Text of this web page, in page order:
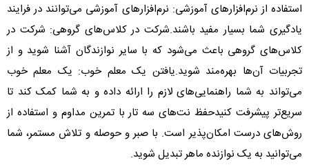
استفاده از نرم‌افزارهای آموزشی: نرم‌افزارهای آموزشی می‌توانند در فرایند
یادگیری شما بسیار مفید باشند.شرکت در کلاس‌های گروهی: شرکت در
کلاس‌های گروهی باعث می‌شود که با سایر نوازندگان آشنا شوید و از
تجربیات آن‌ها بهره‌مند شوید.یافتن یک معلم خوب: یک معلم خوب
می‌تواند به شما راهنمایی‌های لازم را ارائه داده و به شما کمک کند تا
سریع‌تر پیشرفت کنیدحفظ نت‌های سه تار با تمرین مداوم و استفاده از
روش‌های درست امکان‌پذیر است. با صبر و حوصله و تلاش مستمر، شما
می‌توانید به یک نوازنده ماهر تبدیل شوید.